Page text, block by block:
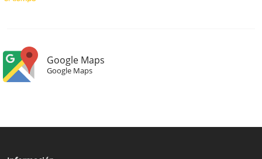
Google Maps
Google Maps